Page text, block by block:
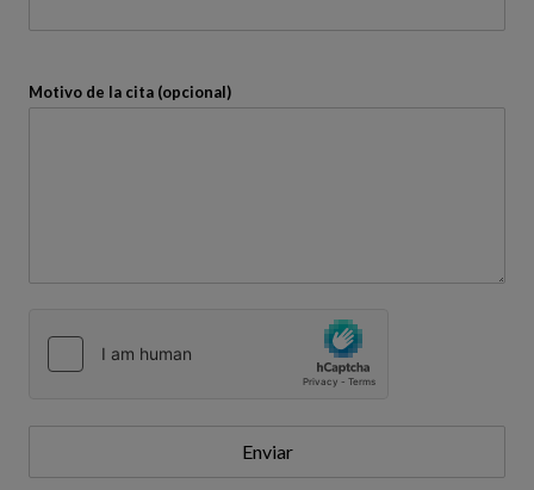
Motivo de la cita (opcional)
Enviar